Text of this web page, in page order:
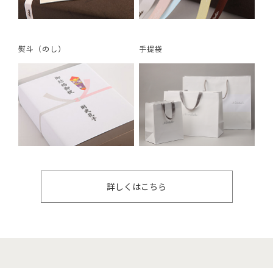
熨斗（のし） 手提袋
詳しくはこちら